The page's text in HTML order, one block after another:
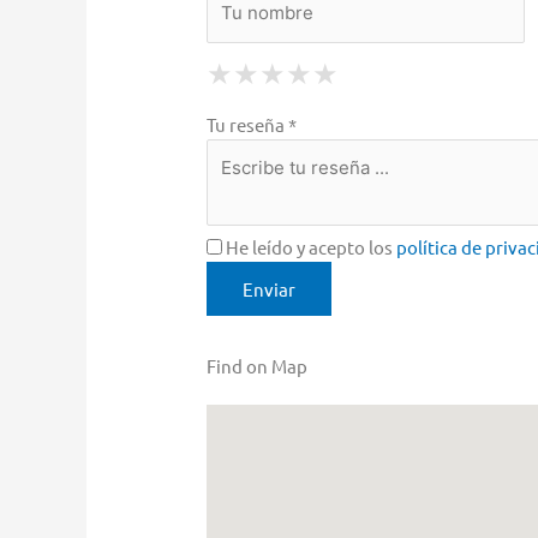
★ 1 Star
★ ★ 2 Stars
★ ★ ★ 3 Stars
★ ★ ★ ★ 4 Stars
★ ★ ★ ★ ★
Tu reseña *
He leído y acepto los política de
Find on Map